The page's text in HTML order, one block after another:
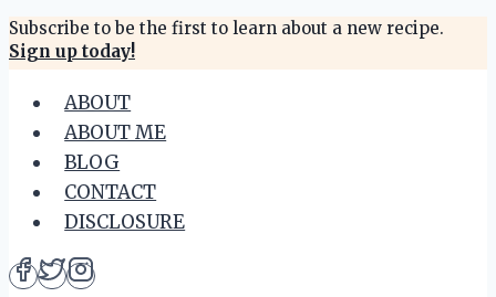
Skip
to
content
Subscribe to be the first to learn about a new recipe.
Sign up today!
ABOUT
ABOUT ME
BLOG
CONTACT
DISCLOSURE